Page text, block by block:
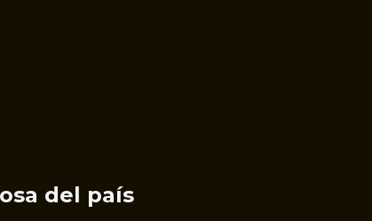
del país